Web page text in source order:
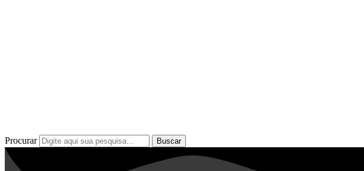
Procurar Buscar